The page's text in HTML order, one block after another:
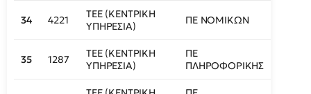
34 4221
ΤΕΕ (ΚΕΝΤΡΙΚΗ
ΥΠΗΡΕΣΙΑ)
ΠΕ ΝΟΜΙΚΩΝ
35 1287
ΤΕΕ (ΚΕΝΤΡΙΚΗ
ΥΠΗΡΕΣΙΑ)
ΠΕ
ΠΛΗΡΟΦΟΡΙΚΗΣ